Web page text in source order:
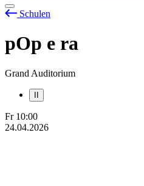
Schulen
pOp e ra
Grand Auditorium
Fr 10:00
24.04.2026